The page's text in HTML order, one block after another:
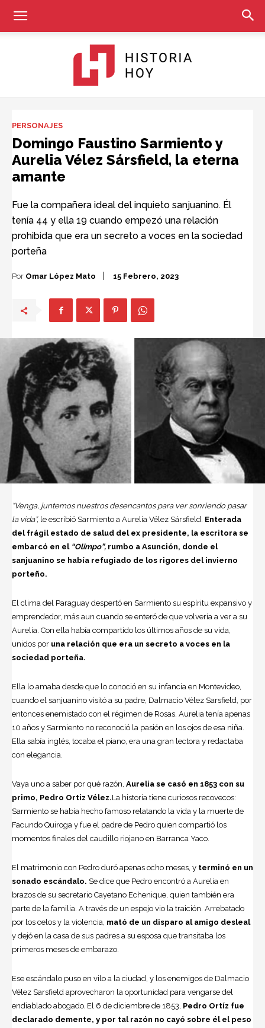
Hoy
PERSONAJES
Domingo Faustino Sarmiento y
Aurelia Vélez Sársfield, la eterna
amante
Fue la compañera ideal del inquieto sanjuanino. Él
tenía 44 y ella 19 cuando empezó una relación
prohibida que era un secreto a voces en la sociedad
porteña
Por Omar López Mato 15 Febrero, 2023
“Venga, juntemos nuestros desencantos para ver sonriendo pasar
la vida”, le escribió Sarmiento a Aurelia Vélez Sársfield. Enterada
del frágil estado de salud del ex presidente, la escritora se
embarcó en el “Olimpo”, rumbo a Asunción, donde el
sanjuanino se había refugiado de los rigores del invierno
porteño.
El clima del Paraguay despertó en Sarmiento su espíritu expansivo y
emprendedor, más aun cuando se enteró de que volvería a ver a su
Aurelia. Con ella había compartido los últimos años de su vida,
unidos por una relación que era un secreto a voces en la
sociedad porteña.
Ella lo amaba desde que lo conoció en su infancia en Montevideo,
cuando el sanjuanino visitó a su padre, Dalmacio Vélez Sarsfield, por
entonces enemistado con el régimen de Rosas. Aurelia tenía apenas
10 años y Sarmiento no reconoció la pasión en los ojos de esa niña.
Ella sabía inglés, tocaba el piano, era una gran lectora y redactaba
con elegancia.
Vaya uno a saber por qué razón, Aurelia se casó en 1853 con su
primo, Pedro Ortiz Vélez.La historia tiene curiosos recovecos:
Sarmiento se había hecho famoso relatando la vida y la muerte de
Facundo Quiroga y fue el padre de Pedro quien compartió los
momentos finales del caudillo riojano en Barranca Yaco.
El matrimonio con Pedro duró apenas ocho meses, y terminó en un
sonado escándalo. Se dice que Pedro encontró a Aurelia en
brazos de su secretario Cayetano Echenique, quien también era
parte de la familia. A través de un espejo vio la traición. Arrebatado
por los celos y la violencia, mató de un disparo al amigo desleal
y dejó en la casa de sus padres a su esposa que transitaba los
primeros meses de embarazo.
Ese escándalo puso en vilo a la ciudad, y los enemigos de Dalmacio
Vélez Sarsfield aprovecharon la oportunidad para vengarse del
endiablado abogado. El 6 de diciembre de 1853, Pedro Ortíz fue
declarado demente, y por tal razón no cayó sobre él el peso